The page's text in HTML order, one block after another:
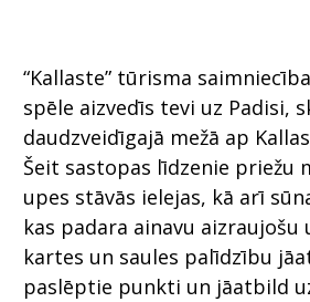
“Kallaste” tūrisma
spēle aizvedīs tevi uz Padisi,
daudzveidīgajā mežā ap
Šeit sastopas līdzenie priežu
upes stāvās ielejas, kā arī
kas padara ainavu aizraujošu
kartes un saules palīdzību
paslēptie punkti un jāatbild